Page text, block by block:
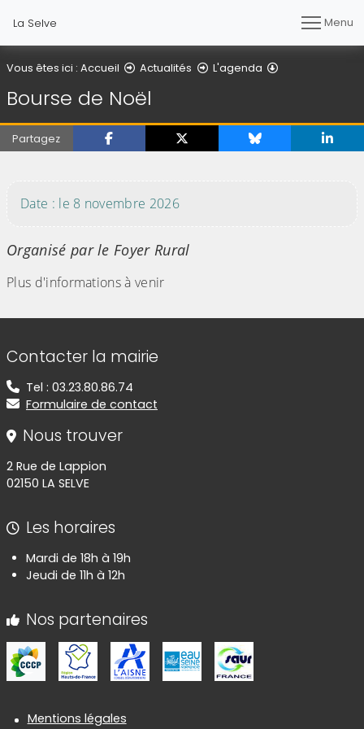
La Selve Menu
Vous êtes ici : Accueil Actualités L'agenda
Bourse de Noël
Partagez
Date : le 8 novembre 2026
Organisé par le Foyer Rural
Plus d'informations à venir
Informations de contact
Contacter la mairie
Tel : 03.23.80.86.74
Formulaire de contact
Nous trouver
2 Rue de Lappion
02150 LA SELVE
Les horaires
Mardi de 18h à 19h
Jeudi de 11h à 12h
Nos partenaires
Informations réglementaires
Mentions légales